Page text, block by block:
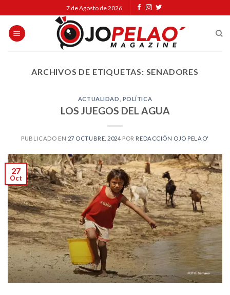
to
content
7 de Agosto de 2026
ARCHIVOS DE ETIQUETAS: SENADORES
ACTUALIDAD POLÍTICA
LOS JUEGOS DEL AGUA
PUBLICADO EN 27 OCTUBRE, 2024 POR REDACCIÓN OJO PELAO'
27
Oct